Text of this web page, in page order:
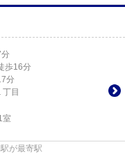
分
歩16分
分
丁目
室
が最寄駅